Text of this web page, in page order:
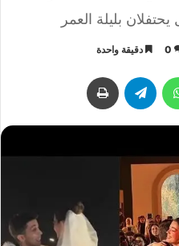
بليلة العمر
0 دقيقة واحدة